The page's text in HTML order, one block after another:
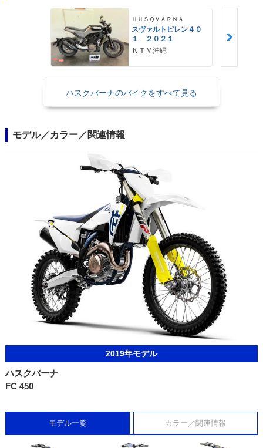
ＨＵＳＱＶＡＲＮＡ
スヴァルトピレン４０
１ ２０２１
ＫＴＭ沖縄
ハスクバーナのバイクをすべて見る
モデル／カラー／関連情報
2019年モデル
ハスクバーナ
FC 450
モデル一覧 カラー／関連情報